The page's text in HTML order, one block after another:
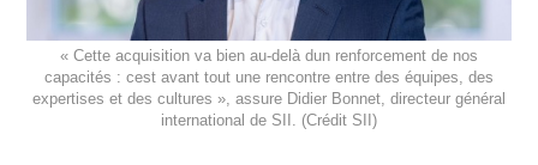
« Cette acquisition va bien au-delà dun renforcement de nos
capacités : cest avant tout une rencontre entre des équipes, des
expertises et des cultures », assure Didier Bonnet, directeur général
international de SII. (Crédit SII)